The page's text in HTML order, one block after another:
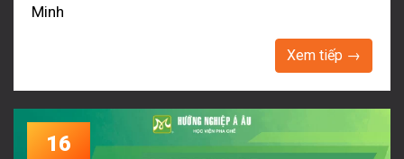
Minh
Xem tiếp →
16